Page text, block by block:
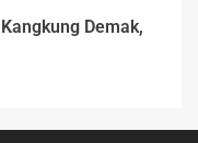
Demak,